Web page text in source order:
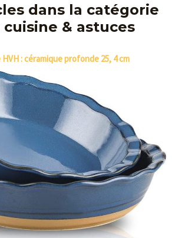
dans la catégorie
& astuces
: céramique profonde 25, 4 cm